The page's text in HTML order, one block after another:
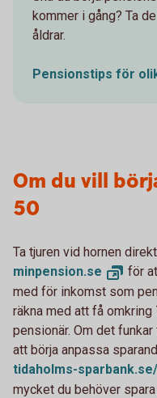
kommer i gång? Ta
åldrar.
Pensionstips för
Om du vill
50
Ta tjuren vid hornen
minpension.se
för
med för inkomst som
räkna med att få
pensionär. Om det
att börja anpassa
tidaholms-sparbank.se/
mycket du behöver